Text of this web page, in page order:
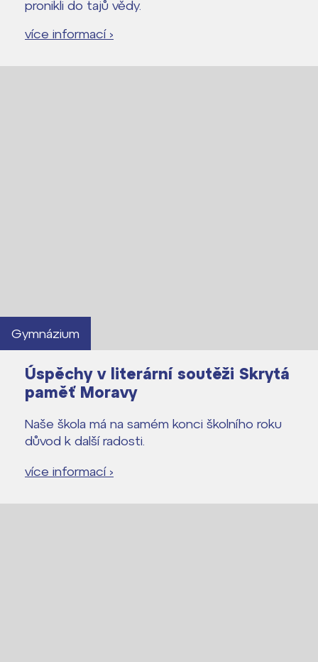
pronikli do tajů vědy.
více informací ›
Gymnázium
Úspěchy v literární soutěži Skrytá
paměť Moravy
Naše škola má na samém konci školního roku
důvod k další radosti.
více informací ›